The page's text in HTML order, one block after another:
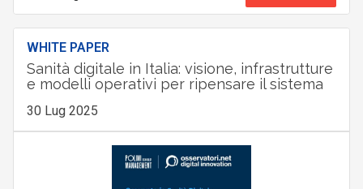
WHITE PAPER
Sanità digitale in Italia: visione, infrastrutture
e modelli operativi per ripensare il sistema
30 Lug 2025